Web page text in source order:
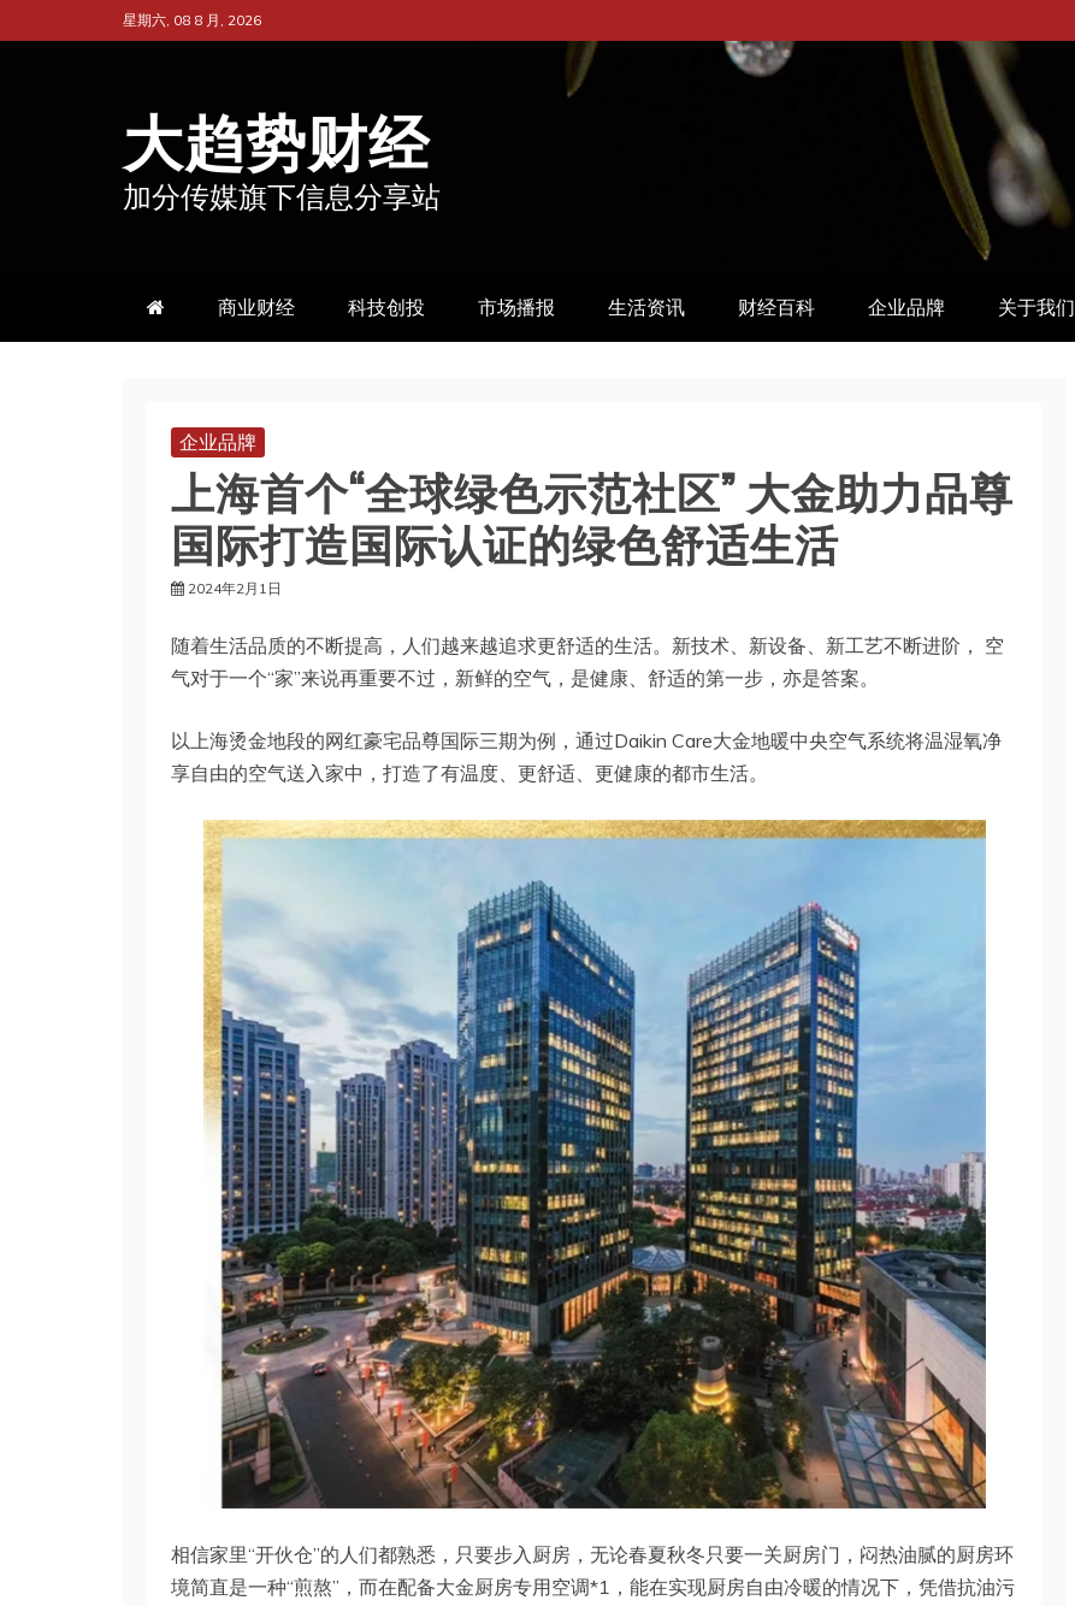
至
星期六, 08 8 月, 2026
大趋势财经
加分传媒旗下信息分享站
商业财经 科技创投 市场播报 生活资讯 财经百科 企业品牌 关于我们
企业品牌
上海首个“全球绿色示范社区” 大金助力品尊
国际打造国际认证的绿色舒适生活
2024年2月1日
随着生活品质的不断提高，人们越来越追求更舒适的生活。新技术、新设备、新工艺不断进阶， 空
气对于一个“家”来说再重要不过，新鲜的空气，是健康、舒适的第一步，亦是答案。
以上海烫金地段的网红豪宅品尊国际三期为例，通过Daikin Care大金地暖中央空气系统将温湿氧净
享自由的空气送入家中，打造了有温度、更舒适、更健康的都市生活。
相信家里“开伙仓”的人们都熟悉，只要步入厨房，无论春夏秋冬只要一关厨房门，闷热油腻的厨房环
境简直是一种“煎熬”，而在配备大金厨房专用空调*1，能在实现厨房自由冷暖的情况下，凭借抗油污